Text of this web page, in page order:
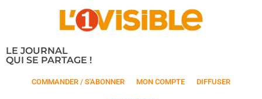
LE JOURNAL
QUI SE PARTAGE !
COMMANDER / S'ABONNER MON COMPTE DIFFUSER